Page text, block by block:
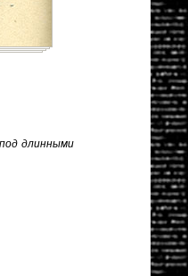
длинными